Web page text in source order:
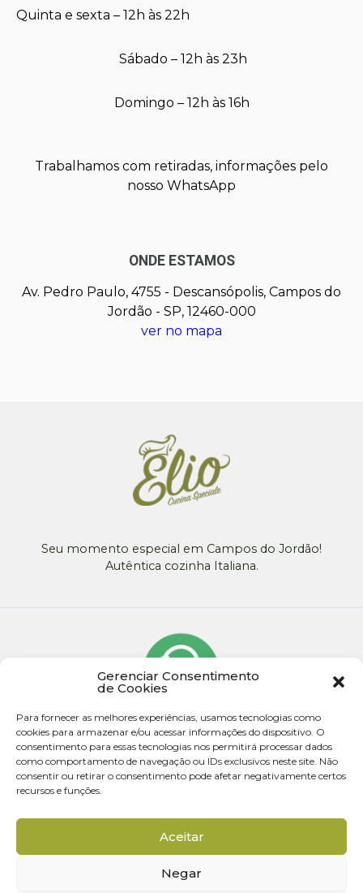
Gerenciar Consentimento
de Cookies
Para fornecer as melhores experiências, usamos tecnologias como
cookies para armazenar e/ou acessar informações do dispositivo. O
consentimento para essas tecnologias nos permitirá processar dados
como comportamento de navegação ou IDs exclusivos neste site. Não
consentir ou retirar o consentimento pode afetar negativamente certos
recursos e funções.
Aceitar
Negar
Quinta e sexta – 12h às 22h
Sábado – 12h às 23h
Domingo – 12h às 16h
Trabalhamos com retiradas, informações pelo
nosso WhatsApp
ONDE ESTAMOS
Av. Pedro Paulo, 4755 - Descansópolis, Campos do
Jordão - SP, 12460-000
ver no mapa
Seu momento especial em Campos do Jordão!
Autêntica cozinha Italiana.
Desenvolvido por Rota Criativa